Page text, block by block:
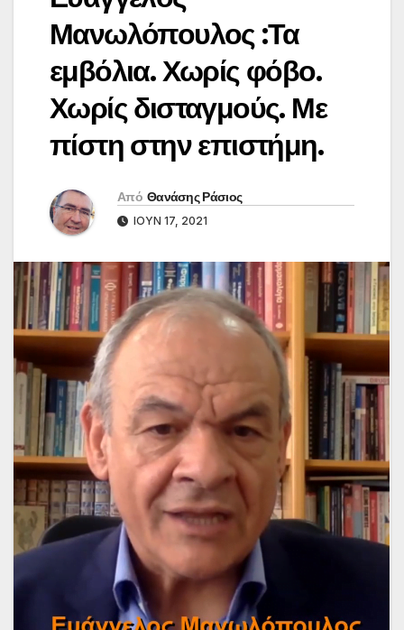
Μανωλόπουλος :Τα
εμβόλια. Χωρίς φόβο.
Χωρίς δισταγμούς. Με
πίστη στην επιστήμη.
Από Θανάσης Ράσιος
ΙΟΎΝ 17, 2021